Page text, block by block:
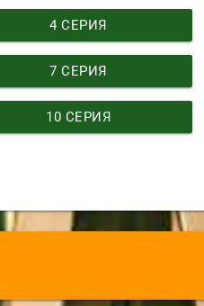
4 СЕРИЯ
7 СЕРИЯ
10 СЕРИЯ